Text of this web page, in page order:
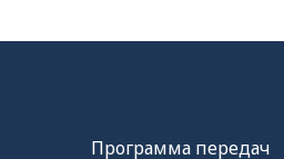
Программа передач